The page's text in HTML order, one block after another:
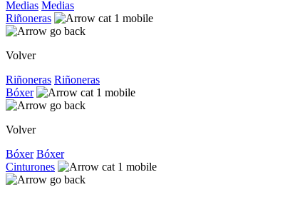
Medias Medias
Riñoneras
Volver
Riñoneras Riñoneras
Bóxer
Volver
Bóxer Bóxer
Cinturones